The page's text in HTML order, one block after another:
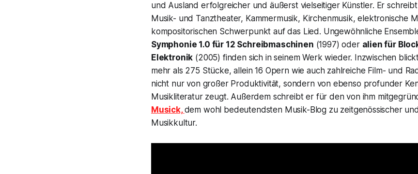
und Ausland erfolgreicher und äußerst vielseitiger Künstler. Er
Musik- und Tanztheater, Kammermusik, Kirchenmusik, elektronische
kompositorischen Schwerpunkt auf das Lied. Ungewöhnliche
Symphonie 1.0 für 12 Schreibmaschinen (1997) oder alien für
Elektronik (2005) finden sich in seinem Werk wieder. Inzwischen
mehr als 275 Stücke, allein 16 Opern wie auch zahlreiche Film- und
nicht nur von großer Produktivität, sondern von ebenso profunder
Musikliteratur zeugt. Außerdem schreibt er für den von ihm
Musick,dem wohl bedeutendsten Musik-Blog zu zeitgenössischer
Musikkultur.